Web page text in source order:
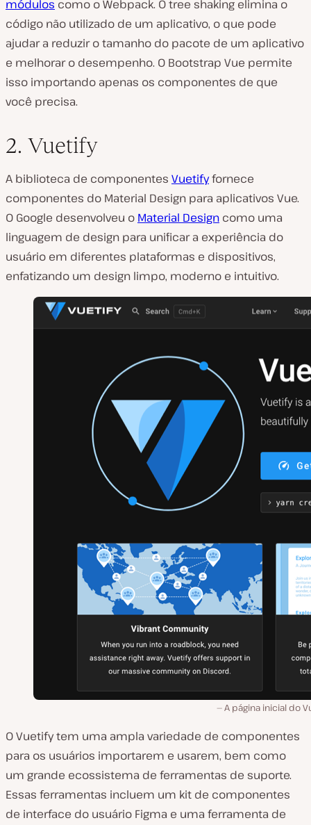
módulos como o Webpack. O tree shaking elimina o
código não utilizado de um aplicativo, o que pode
ajudar a reduzir o tamanho do pacote de um aplicativo
e melhorar o desempenho. O Bootstrap Vue permite
isso importando apenas os componentes de que
você precisa.
2. Vuetify
A biblioteca de componentes Vuetifyfornece
componentes do Material Design para aplicativos Vue.
O Google desenvolveu o Material Design como uma
linguagem de design para unificar a experiência do
usuário em diferentes plataformas e dispositivos,
enfatizando um design limpo, moderno e intuitivo.
A página inicial do
O Vuetify tem uma ampla variedade de componentes
para os usuários importarem e usarem, bem como
um grande ecossistema de ferramentas de suporte.
Essas ferramentas incluem um kit de componentes
de interface do usuário Figma e uma ferramenta de